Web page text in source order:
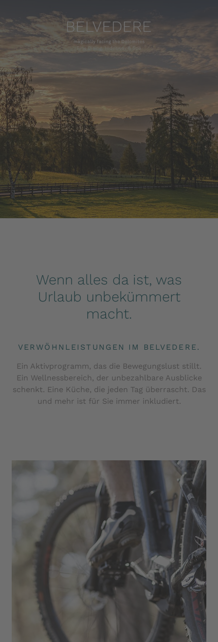
Wenn alles da ist, was
Urlaub unbekümmert
macht.
VERWÖHNLEISTUNGEN IM BELVEDERE.
Ein Aktivprogramm, das die Bewegungslust stillt.
Ein Wellnessbereich, der unbezahlbare Ausblicke
schenkt. Eine Küche, die jeden Tag überrascht. Das
und mehr ist für Sie immer inkludiert.